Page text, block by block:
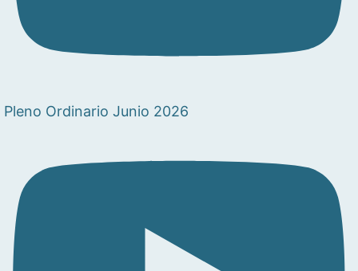
Pleno Ordinario Junio 2026